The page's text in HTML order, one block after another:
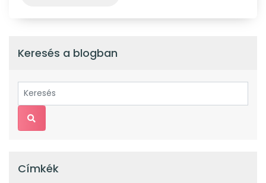
Keresés a blogban
Címkék